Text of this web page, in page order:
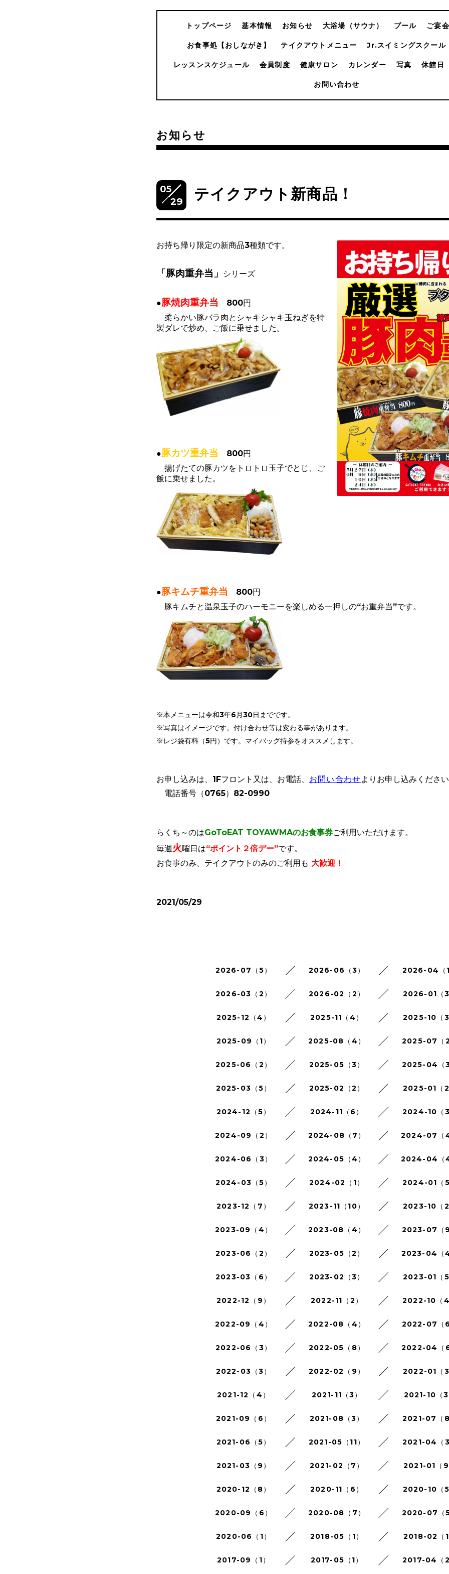
トップページ 基本情報 お知らせ 大浴場（サウナ） プール ご宴
お食事処【おしながき】 テイクアウトメニュー Jr.スイミングスクール
レッスンスケジュール 会員制度 健康サロン カレンダー 写真 休館日
お問い合わせ
お知らせ
05
29
テイクアウト新商品！
お持ち帰り限定の新商品3種類です。
「豚肉重弁当」 シリーズ
●豚焼肉重弁当
800円
柔らかい豚バラ肉とシャキシャキ玉ねぎを特
製ダレで炒め、ご飯に乗せました。
●豚カツ重弁当
800円
揚げたての豚カツをトロトロ玉子でとじ、ご
飯に乗せました。
●豚キムチ重弁当
800円
豚キムチと温泉玉子のハーモニーを楽しめる一押しの“お重弁当”です。
※本メニューは令和3年6月30日までです。
※写真はイメージです。付け合わせ等は変わる事があります。
※レジ袋有料（5円）です。マイバッグ持参をオススメします。
お申し込みは、1Fフロント又は、お電話、 お問い合わせよりお申し込みください
電話番号（0765）82-0990
らくち～のはGoToEAT TOYAWMAのお食事券ご利用いただけます。
毎週 火曜日は“ポイント２倍デー”です。
お食事のみ、テイクアウトのみのご利用も 大歓迎！
2021/05/29
2026-07（5） 2026-06（3） 2026-04（1
2026-03（2） 2026-02（2） 2026-01（3
2025-12（4） 2025-11（4） 2025-10（3
2025-09（1） 2025-08（4） 2025-07（2
2025-06（2） 2025-05（3） 2025-04（3
2025-03（5） 2025-02（2） 2025-01（2
2024-12（5） 2024-11（6） 2024-10（3
2024-09（2） 2024-08（7） 2024-07（4
2024-06（3） 2024-05（4） 2024-04（4
2024-03（5） 2024-02（1） 2024-01（5
2023-12（7） 2023-11（10） 2023-10（2
2023-09（4） 2023-08（4） 2023-07（9
2023-06（2） 2023-05（2） 2023-04（4
2023-03（6） 2023-02（3） 2023-01（5
2022-12（9） 2022-11（2） 2022-10（4
2022-09（4） 2022-08（4） 2022-07（6
2022-06（3） 2022-05（8） 2022-04（6
2022-03（3） 2022-02（9） 2022-01（3
2021-12（4） 2021-11（3） 2021-10（3
2021-09（6） 2021-08（3） 2021-07（8
2021-06（5） 2021-05（11） 2021-04（3
2021-03（9） 2021-02（7） 2021-01（9
2020-12（8） 2020-11（6） 2020-10（5
2020-09（6） 2020-08（7） 2020-07（5
2020-06（1） 2018-05（1） 2018-02（1
2017-09（1） 2017-05（1） 2017-04（2